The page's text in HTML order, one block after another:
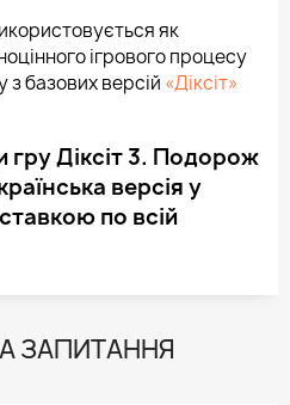
як
ігрового процесу
з базових версій «Діксіт»
Діксіт 3. Подорож
версія у
по всій
ЗАПИТАННЯ